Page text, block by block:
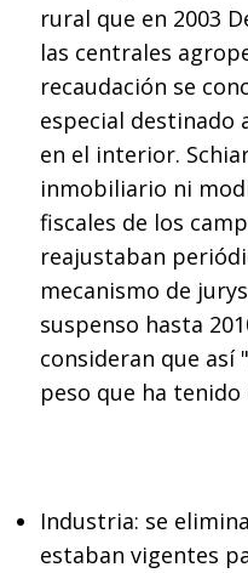
rural que en 2003
las centrales
recaudación se
especial destinado
en el interior.
inmobiliario ni
fiscales de los
reajustaban
mecanismo de
suspenso hasta
consideran que así
peso que ha
Industria: se
estaban vigentes